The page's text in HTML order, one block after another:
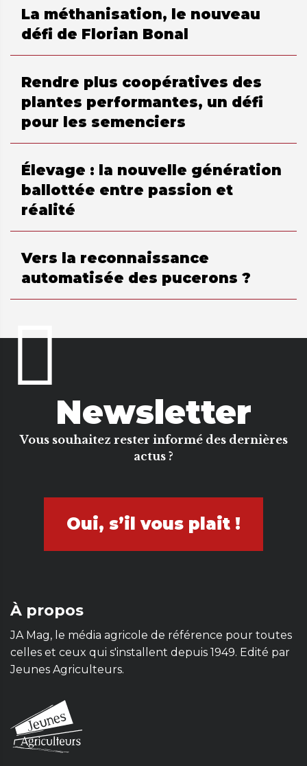
La méthanisation, le nouveau
défi de Florian Bonal
Rendre plus coopératives des
plantes performantes, un défi
pour les semenciers
Élevage : la nouvelle génération
ballottée entre passion et
réalité
Vers la reconnaissance
automatisée des pucerons ?
Newsletter
Vous souhaitez rester informé des dernières
actus ?
Oui, s’il vous plait !
À propos
JA Mag, le média agricole de référence pour toutes
celles et ceux qui s'installent depuis 1949. Edité par
Jeunes Agriculteurs.